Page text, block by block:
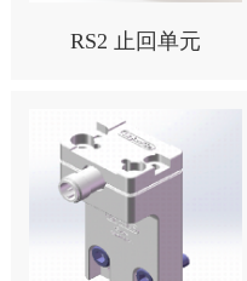
RS2 止回单元